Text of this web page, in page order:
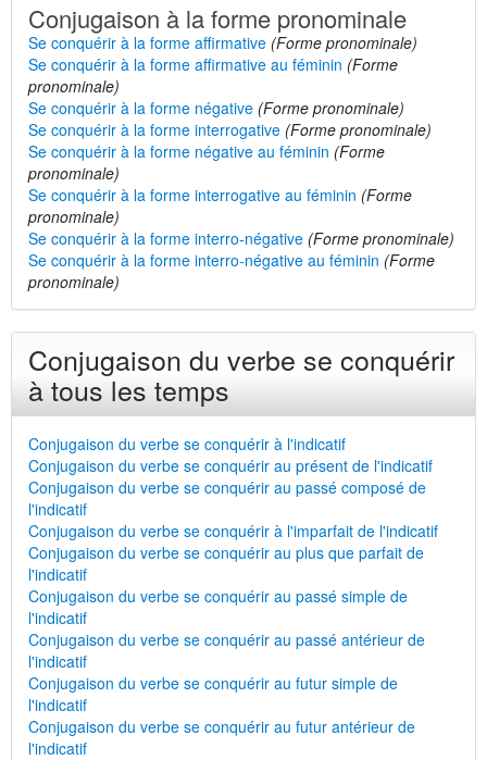
Conjugaison à la forme pronominale
Se conquérir à la forme affirmative (Forme pronominale)
Se conquérir à la forme affirmative au féminin (Forme
pronominale)
Se conquérir à la forme négative (Forme pronominale)
Se conquérir à la forme interrogative (Forme pronominale)
Se conquérir à la forme négative au féminin (Forme
pronominale)
Se conquérir à la forme interrogative au féminin (Forme
pronominale)
Se conquérir à la forme interro-négative (Forme pronominale)
Se conquérir à la forme interro-négative au féminin (Forme
pronominale)
Conjugaison du verbe se conquérir
à tous les temps
Conjugaison du verbe se conquérir à l'indicatif
Conjugaison du verbe se conquérir au présent de l'indicatif
Conjugaison du verbe se conquérir au passé composé de
l'indicatif
Conjugaison du verbe se conquérir à l'imparfait de l'indicatif
Conjugaison du verbe se conquérir au plus que parfait de
l'indicatif
Conjugaison du verbe se conquérir au passé simple de
l'indicatif
Conjugaison du verbe se conquérir au passé antérieur de
l'indicatif
Conjugaison du verbe se conquérir au futur simple de
l'indicatif
Conjugaison du verbe se conquérir au futur antérieur de
l'indicatif